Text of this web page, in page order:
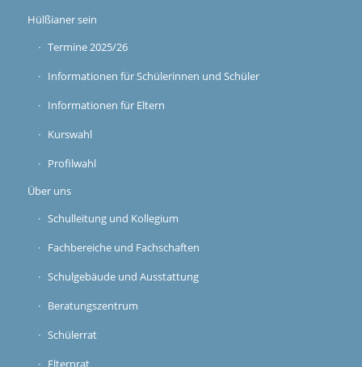
Hülßianer sein
Termine 2025/26
Informationen für Schülerinnen und Schüler
Informationen für Eltern
Kurswahl
Profilwahl
Über uns
Schulleitung und Kollegium
Fachbereiche und Fachschaften
Schulgebäude und Ausstattung
Beratungszentrum
Schülerrat
Elternrat